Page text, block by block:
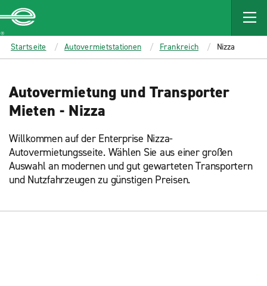
MAIN
CONTENT
Enterprise
Startseite Autovermietstationen Frankreich Nizza
Autovermietung und Transporter
Mieten - Nizza
Willkommen auf der Enterprise Nizza-
Autovermietungsseite. Wählen Sie aus einer großen
Auswahl an modernen und gut gewarteten Transportern
und Nutzfahrzeugen zu günstigen Preisen.